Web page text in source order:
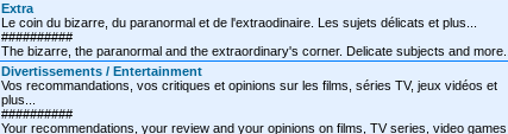
Extra
Le coin du bizarre, du paranormal et de l'extraodinaire. Les sujets délicats et plus...
##########
The bizarre, the paranormal and the extraordinary's corner. Delicate subjects and more...
Divertissements / Entertainment
Vos recommandations, vos critiques et opinions sur les films, séries TV, jeux vidéos et
plus...
##########
Your recommendations, your review and your opinions on films, TV series, video games